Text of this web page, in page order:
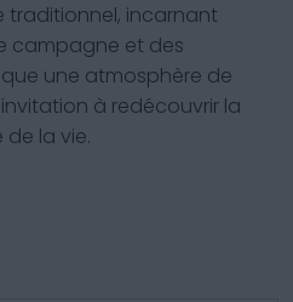
incarnant
campagne et des
une atmosphère de
à redécouvrir la
de la vie.